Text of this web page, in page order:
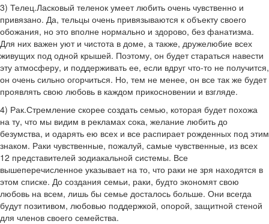
3) Телец.Ласковый теленок умеет любить очень чувственно и
привязано. Да, тельцы очень привязываются к объекту своего
обожания, но это вполне нормально и здорово, без фанатизма.
Для них важен уют и чистота в доме, а также, дружелюбие всех
живущих под одной крышей. Поэтому, он будет стараться навести
эту атмосферу, и поддерживать ее, если вдруг что-то не получится,
он очень сильно огорчиться. Но, тем не менее, он все так же будет
проявлять свою любовь в каждом прикосновении и взгляде.
4) Рак.Стремление скорее создать семью, которая будет похожа
на ту, что мы видим в рекламах сока, желание любить до
безумства, и одарять ею всех и все распирает рожденных под этим
знаком. Раки чувственные, пожалуй, самые чувственные, из всех
12 представителей зодиакальной системы. Все
вышеперечисленное указывает на то, что раки не зря находятся в
этом списке. До создания семьи, раки, будто экономят свою
любовь на всем, лишь бы семье досталось больше. Они всегда
будут позитивом, любовью поддержкой, опорой, защитной стеной
для членов своего семейства.